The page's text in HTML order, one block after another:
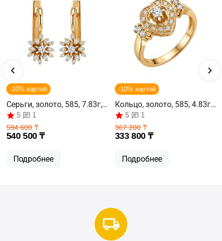
-10% картой
Серьги, золото, 585, 7.83г,
63123
5 1
594 600 ₸
540 500 ₸
Подробнее
-10% картой
Кольцо, золото, 585, 4.83г,
62103
5 1
367 200 ₸
333 800 ₸
Подробнее